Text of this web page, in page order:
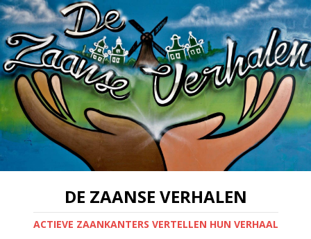
DE ZAANSE VERHALEN
ACTIEVE ZAANKANTERS VERTELLEN HUN VERHAAL